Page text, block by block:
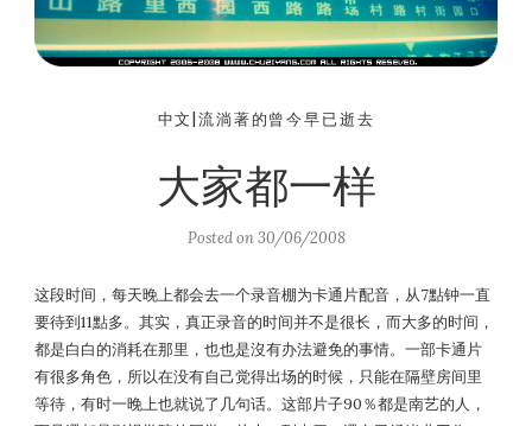
中文|流淌著的曾今早已逝去
大家都一样
Posted on30/06/2008
这段时间，每天晚上都会去一个录音棚为卡通片配音，从7點钟一直
要待到11點多。其实，真正录音的时间并不是很长，而大多的时间，
都是白白的消耗在那里，也也是沒有办法避免的事情。一部卡通片
有很多角色，所以在没有自己觉得出场的时候，只能在隔壁房间里
等待，有时一晚上也就说了几句话。这部片子90％都是南艺的人，